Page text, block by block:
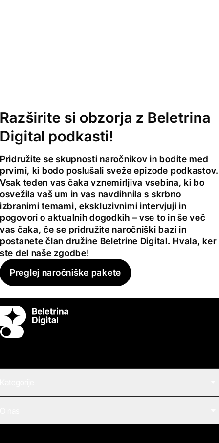
Razširite si obzorja z Beletrina
Digital podkasti!
Pridružite se skupnosti naročnikov in bodite med
prvimi, ki bodo poslušali sveže epizode podkastov.
Vsak teden vas čaka vznemirljiva vsebina, ki bo
osvežila vaš um in vas navdihnila s skrbno
izbranimi temami, ekskluzivnimi intervjuji in
pogovori o aktualnih dogodkih – vse to in še več
vas čaka, če se pridružite naročniški bazi in
postanete član družine Beletrine Digital. Hvala, ker
ste del naše zgodbe!
Preglej naročniške pakete
Switch theme
Zvočne knjige